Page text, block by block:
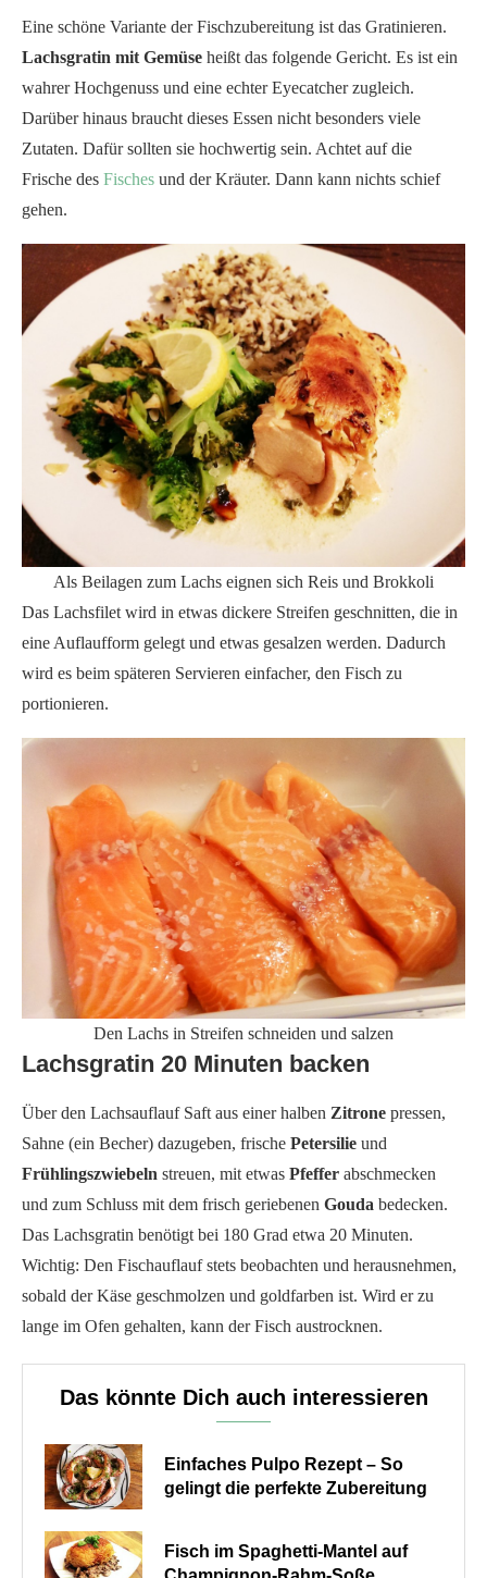
Eine schöne Variante der Fischzubereitung ist das Gratinieren.
Lachsgratin mit Gemüse heißt das folgende Gericht. Es ist ein
wahrer Hochgenuss und eine echter Eyecatcher zugleich.
Darüber hinaus braucht dieses Essen nicht besonders viele
Zutaten. Dafür sollten sie hochwertig sein. Achtet auf die
Frische des Fisches und der Kräuter. Dann kann nichts schief
gehen.
Als Beilagen zum Lachs eignen sich Reis und Brokkoli
Das Lachsfilet wird in etwas dickere Streifen geschnitten, die in
eine Auflaufform gelegt und etwas gesalzen werden. Dadurch
wird es beim späteren Servieren einfacher, den Fisch zu
portionieren.
Den Lachs in Streifen schneiden und salzen
Lachsgratin 20 Minuten backen
Über den Lachsauflauf Saft aus einer halben Zitrone pressen,
Sahne (ein Becher) dazugeben, frische Petersilie und
Frühlingszwiebeln streuen, mit etwas Pfeffer abschmecken
und zum Schluss mit dem frisch geriebenen Gouda bedecken.
Das Lachsgratin benötigt bei 180 Grad etwa 20 Minuten.
Wichtig: Den Fischauflauf stets beobachten und herausnehmen,
sobald der Käse geschmolzen und goldfarben ist. Wird er zu
lange im Ofen gehalten, kann der Fisch austrocknen.
Das könnte Dich auch interessieren
Einfaches Pulpo Rezept – So
gelingt die perfekte Zubereitung
Fisch im Spaghetti-Mantel auf